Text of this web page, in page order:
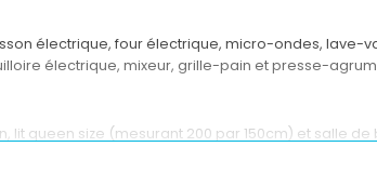
électrique, four électrique, micro-ondes, lave-
électrique, mixeur, grille-pain et presse-
lit queen size (mesurant 200 par 150cm) et salle de